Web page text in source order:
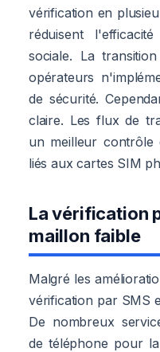
vérification en
réduisent
sociale. La
opérateurs
de sécurité.
claire. Les flux de
un meilleur contrôle
liés aux cartes SIM
La vérification
maillon faible
Malgré les
vérification par SMS
De nombreux
de téléphone pour